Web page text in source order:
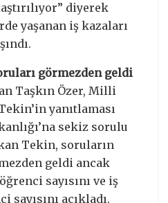
diyerek
yaşanan iş kazaları
görmezden geldi
Taşkın Özer, Milli
yanıtlaması
sekiz sorulu
Tekin, soruların
geldi ancak
sayısını ve iş
sayısını açıkladı.